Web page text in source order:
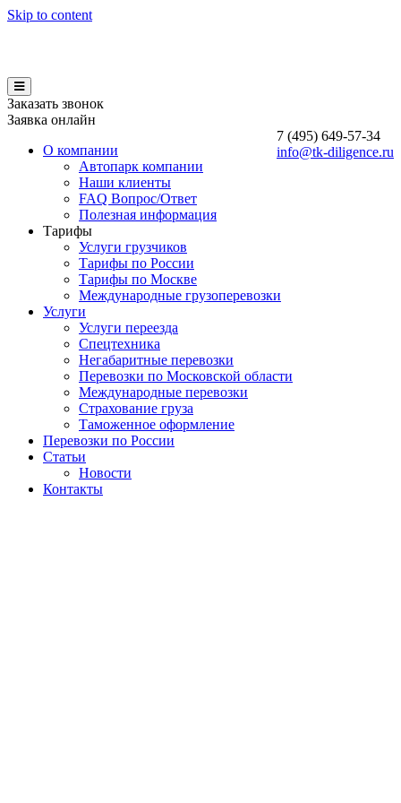
Skip to content
Заказать звонок
Заявка онлайн
7 (495) 649-57-34
info@tk-diligence.ru
О компании
Автопарк компании
Наши клиенты
FAQ Вопрос/Ответ
Полезная информация
Тарифы
Услуги грузчиков
Тарифы по России
Тарифы по Москве
Международные грузоперевозки
Услуги
Услуги переезда
Спецтехника
Негабаритные перевозки
Перевозки по Московской области
Международные перевозки
Страхование груза
Таможенное оформление
Перевозки по России
Статьи
Новости
Контакты